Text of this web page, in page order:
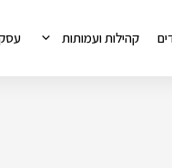
קהילות ועמותות